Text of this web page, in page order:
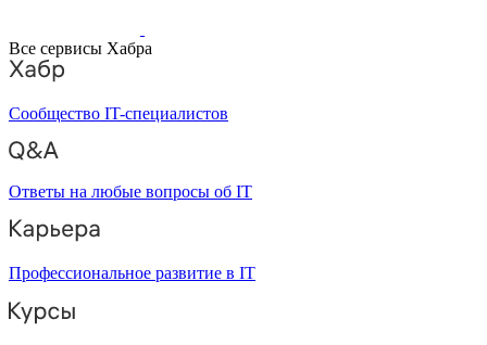
Все сервисы Хабра
Сообщество IT-специалистов
Ответы на любые вопросы об IT
Профессиональное развитие в IT